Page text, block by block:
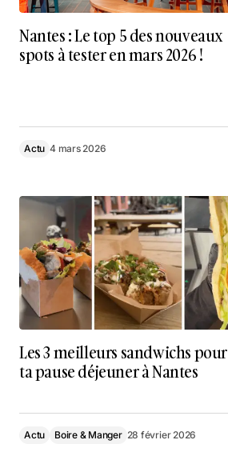
Nantes : Le top 5 des nouveaux
spots à tester en mars 2026 !
Actu 4 mars 2026
Les 3 meilleurs sandwichs pour
ta pause déjeuner à Nantes
Actu Boire & Manger 28 février 2026